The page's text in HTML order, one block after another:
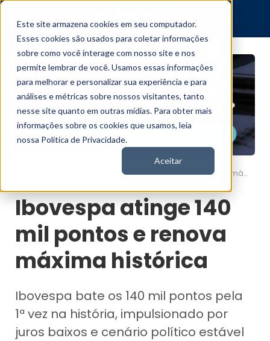
Este site armazena cookies em seu computador.
Esses cookies são usados para coletar informações
sobre como você interage com nosso site e nos
permite lembrar de você. Usamos essas informações
para melhorar e personalizar sua experiência e para
análises e métricas sobre nossos visitantes, tanto
nesse site quanto em outras mídias. Para obter mais
informações sobre os cookies que usamos, leia
nossa Política de Privacidade.
Aceitar
Ibovespa atinge 140 mil pontos e renova máxima histórica
Ibovespa atinge 140
mil pontos e renova
máxima histórica
Ibovespa bate os 140 mil pontos pela
1ª vez na história, impulsionado por
juros baixos e cenário político estável